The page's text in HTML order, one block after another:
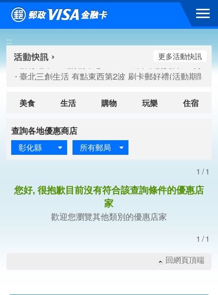
跳到主要內容區塊
:::
新竹遠東巨城購物中心 2026巨城年中慶夏日BIG好刷(
桃園大江國際購物中心 好饗去大江檔期(活動期間：
新竹遠東巨城購物中心 2026巨城年中慶夏日BIG好刷(
臺北三創生活 有點東西第2波 刷卡郵好禮(活動期間：
更多活動快訊
美食 生活 購物 玩樂 住宿
查詢各地優惠商店
彰化縣 所有郵局
1/1
您好, 很抱歉目前沒有符合該查詢條件的優惠店
家
歡迎您瀏覽其他類別的優惠店家
1/1
回網頁頂端